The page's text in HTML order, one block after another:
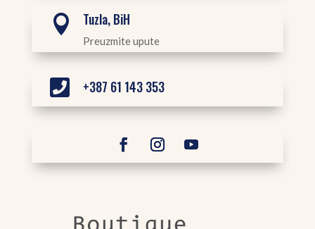
 Tuzla, BiH
Preuzmite upute
 +387 61 143 353